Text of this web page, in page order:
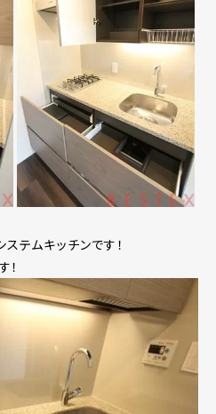
テムキッチンです！
！